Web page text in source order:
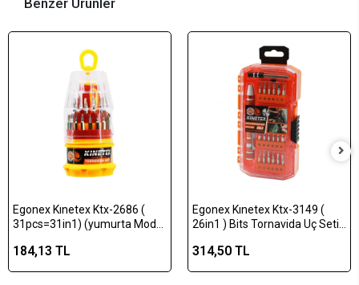
Egonex Kınetex Ktx-2686 (
31pcs=31in1) (yumurta Model
Bits Uç Seti ( 30pcs Uç + 1-
184,13 TL
Egonex Kınetex Ktx-3149 (
26in1 ) Bits Tornavida Uç Seti (
T.vida Sapı + 1-uzatma
314,50 TL